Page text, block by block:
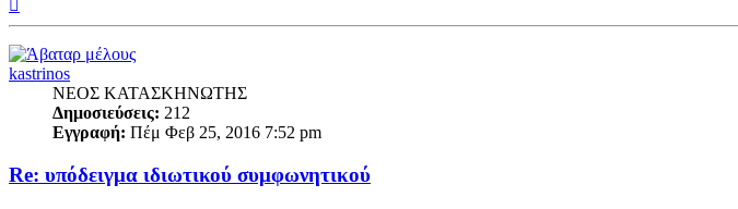
kastrinos
ΝΕΟΣ ΚΑΤΑΣΚΗΝΩΤΗΣ
Δημοσιεύσεις: 212
Εγγραφή: Πέμ Φεβ 25, 2016 7:52 pm
Re: υπόδειγμα ιδιωτικού συμφωνητικoύ